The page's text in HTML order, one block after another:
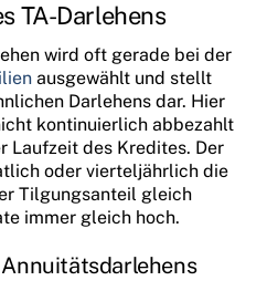
TA-Darlehens
wird oft gerade bei der
ausgewählt und stellt
Darlehens dar. Hier
kontinuierlich abbezahlt
Laufzeit des Kredites. Der
oder vierteljährlich die
Tilgungsanteil gleich
immer gleich hoch.